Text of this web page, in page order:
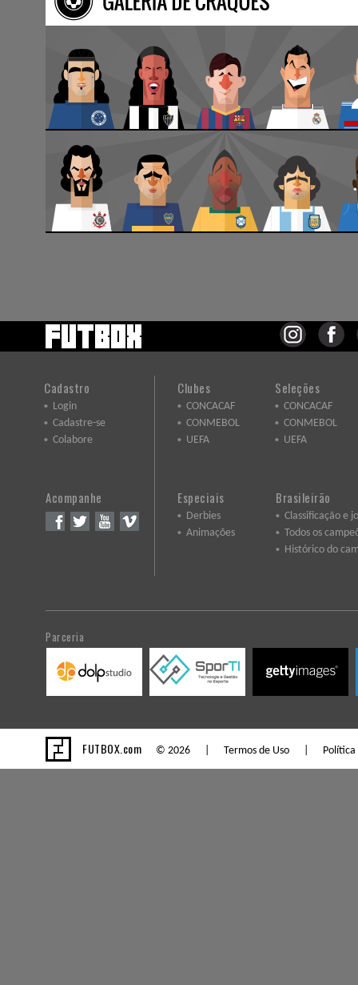
Cadastro
Login
Cadastre-se
Colabore
Acompanhe
Clubes
CONCACAF
CONMEBOL
UEFA
Seleções
CONCACAF
CONMEBOL
UEFA
Especiais
Derbies
Animações
Brasileirão
Classificação e
Todos os
Histórico do
Parceria
FUTBOX.com © 2026 | Termos de Uso Política